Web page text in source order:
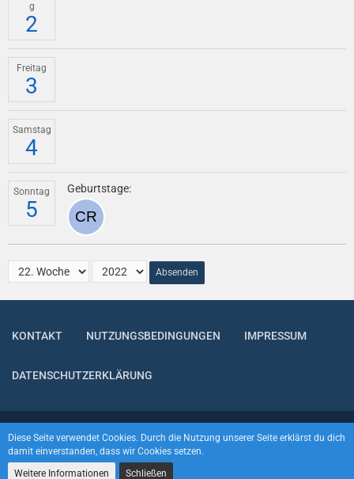
g
2
Freitag
3
Samstag
4
Sonntag
5
Geburtstage:
Absenden
KONTAKT NUTZUNGSBEDINGUNGEN IMPRESSUM
DATENSCHUTZERKLÄRUNG
Community-Software:WoltLab Suite™
Diese Seite verwendet Cookies. Durch die Nutzung unserer Seite erklärst du dich
damit einverstanden, dass wir Cookies setzen.
Weitere Informationen
Schließen